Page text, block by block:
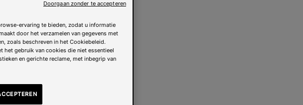
ervaring te bieden, zodat u informatie
door het verzamelen van gegevens met
zoals beschreven in het Cookiebeleid.
het gebruik van cookies die niet essentieel
en gerichte reclame, met inbegrip van
Doorgaan zonder te accepteren